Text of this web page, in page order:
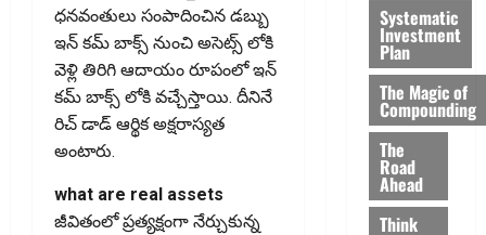
ధనవంతులు సంపాదించిన డబ్బు
ఇన్ కమ్ బాక్స్ నుంచి అసెట్స్ లోకి
వెళ్లి తిరిగి ఆదాయం రూపంలో ఇన్
కమ్ బాక్స్ లోకి వచ్చేస్తాయి. దీనినే
రిచ్ డాడ్ ఆర్థిక అక్షరాస్యత
అంటారు.
what are real assets
జీవితంలో ప్ర‌త్య‌క్షంగా నేర్చుకున్న
Systematic
Investment
Plan
The Magic of
Compounding
The
Road
Ahead
Think